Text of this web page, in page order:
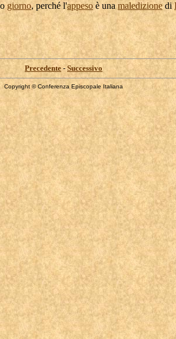
giorno, perché l'appeso è unamaledizionedi
Precedente -Successivo
Copyright © Conferenza Episcopale Italiana